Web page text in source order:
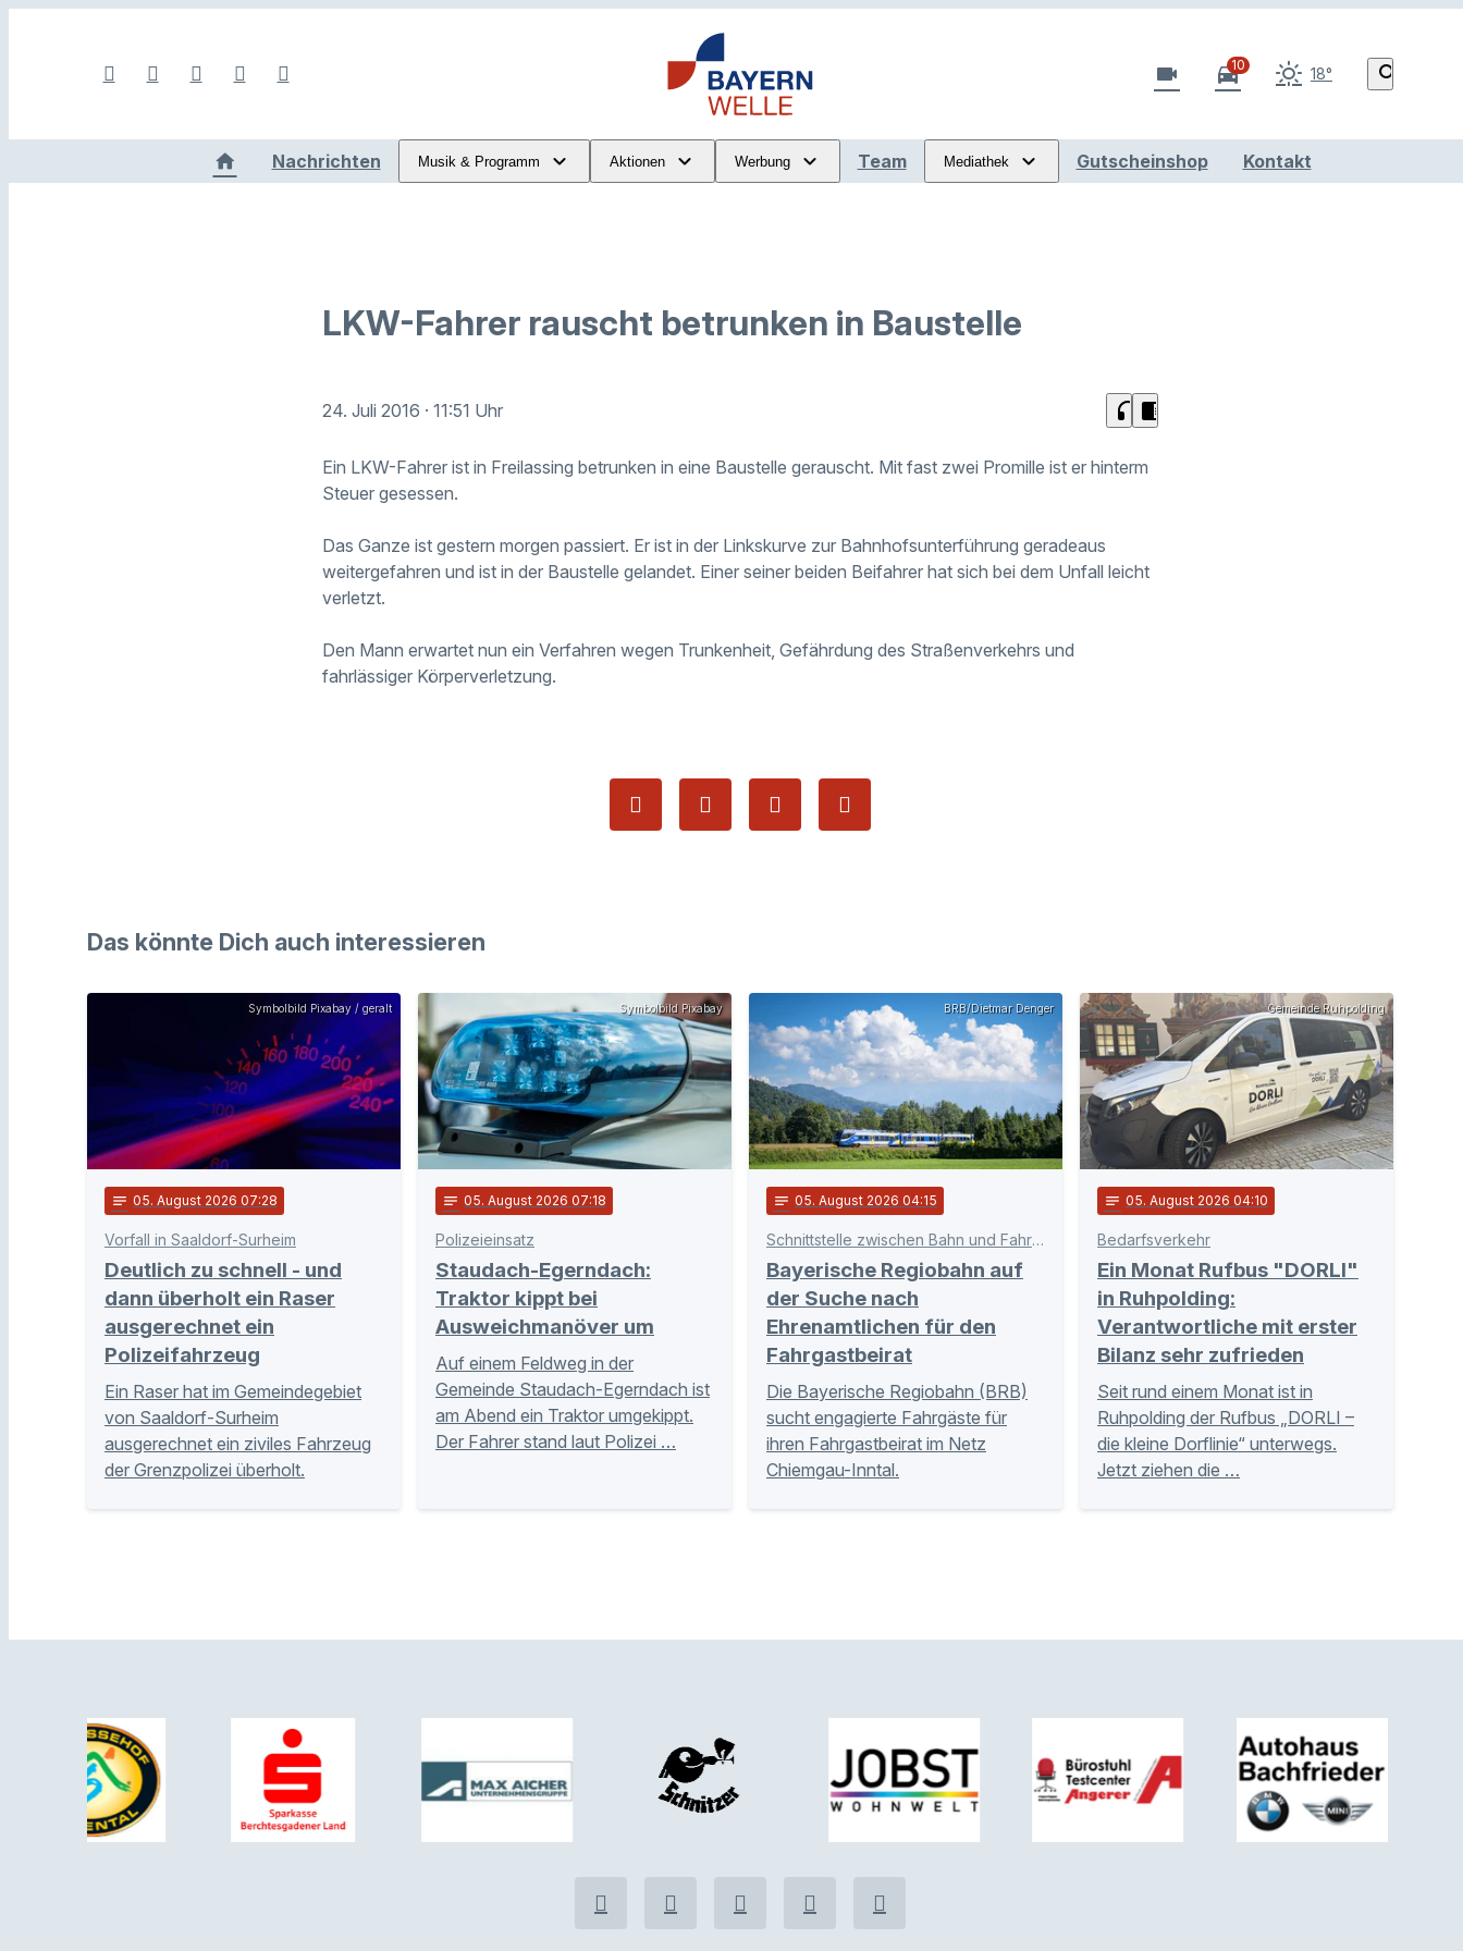
videocam directions_car
10 18° search
Nachrichten Musik & Programm Aktionen Werbung Team Mediathek Gutscheinshop Kontakt
LKW-Fahrer rauscht betrunken in Baustelle
24. Juli 2016 · 11:51 Uhr headphones chrome_reader_mode
Ein LKW-Fahrer ist in Freilassing betrunken in eine Baustelle gerauscht. Mit fast zwei Promille ist er hinterm
Steuer gesessen.
Das Ganze ist gestern morgen passiert. Er ist in der Linkskurve zur Bahnhofsunterführung geradeaus
weitergefahren und ist in der Baustelle gelandet. Einer seiner beiden Beifahrer hat sich bei dem Unfall leicht
verletzt.
Den Mann erwartet nun ein Verfahren wegen Trunkenheit, Gefährdung des Straßenverkehrs und
fahrlässiger Körperverletzung.
Das könnte Dich auch interessieren
Symbolbild Pixabay / geralt
notes 05. August 2026 07:28
Vorfall in Saaldorf-Surheim
Deutlich zu schnell - und
dann überholt ein Raser
ausgerechnet ein
Polizeifahrzeug
Ein Raser hat im Gemeindegebiet
von Saaldorf-Surheim
ausgerechnet ein ziviles Fahrzeug
der Grenzpolizei überholt.
Symbolbild Pixabay
notes 05. August 2026 07:18
Polizeieinsatz
Staudach-Egerndach:
Traktor kippt bei
Ausweichmanöver um
Auf einem Feldweg in der
Gemeinde Staudach-Egerndach ist
am Abend ein Traktor umgekippt.
Der Fahrer stand laut Polizei …
BRB/Dietmar Denger
notes 05. August 2026 04:15
Schnittstelle zwischen Bahn und Fahrgästen
Bayerische Regiobahn auf
der Suche nach
Ehrenamtlichen für den
Fahrgastbeirat
Die Bayerische Regiobahn (BRB)
sucht engagierte Fahrgäste für
ihren Fahrgastbeirat im Netz
Chiemgau-Inntal.
Gemeinde Ruhpolding
notes 05. August 2026 04:10
Bedarfsverkehr
Ein Monat Rufbus "DORLI"
in Ruhpolding:
Verantwortliche mit erster
Bilanz sehr zufrieden
Seit rund einem Monat ist in
Ruhpolding der Rufbus „DORLI –
die kleine Dorflinie“ unterwegs.
Jetzt ziehen die …